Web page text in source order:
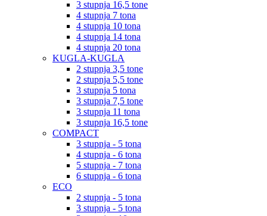
3 stupnja 16,5 tone
4 stupnja 7 tona
4 stupnja 10 tona
4 stupnja 14 tona
4 stupnja 20 tona
KUGLA-KUGLA
2 stupnja 3,5 tone
2 stupnja 5,5 tone
3 stupnja 5 tona
3 stupnja 7,5 tone
3 stupnja 11 tona
3 stupnja 16,5 tone
COMPACT
3 stupnja - 5 tona
4 stupnja - 6 tona
5 stupnja - 7 tona
6 stupnja - 6 tona
ECO
2 stupnja - 5 tona
3 stupnja - 5 tona